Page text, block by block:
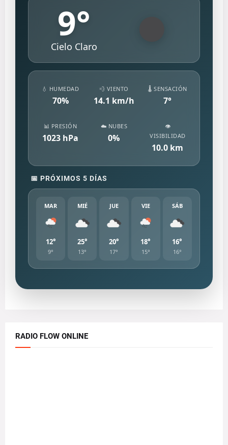
9°
Cielo Claro
💧 HUMEDAD
70%
💨 VIENTO
14.1 km/h
🌡️ SENSACIÓN
7°
📊 PRESIÓN
1023 hPa
☁️ NUBES
0%
👁️
VISIBILIDAD
10.0 km
📅 PRÓXIMOS 5 DÍAS
MAR
12°
9°
MIÉ
25°
13°
JUE
20°
17°
VIE
18°
15°
SÁB
16°
16°
RADIO FLOW ONLINE